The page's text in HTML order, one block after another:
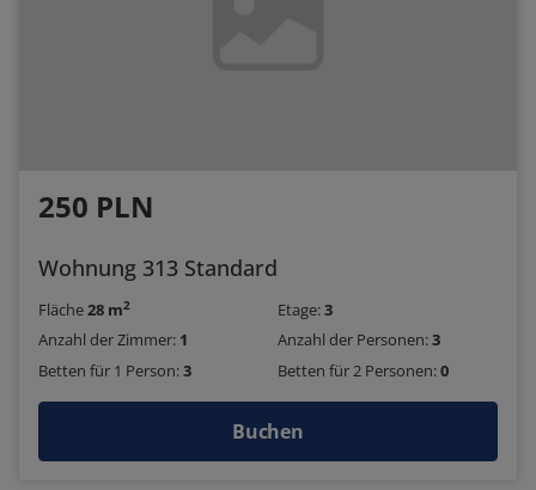
250 PLN
Wohnung 313 Standard
Fläche28 m2 Etage:3
Anzahl der Zimmer: 1 Anzahl der Personen:3
Betten für 1 Person:3 Betten für 2 Personen:0
Buchen